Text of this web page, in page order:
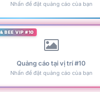
Nhấn để đặt quảng cáo của bạn
BEE VIP #10
Quảng cáo tại vị trí #10
Nhấn để đặt quảng cáo của bạn